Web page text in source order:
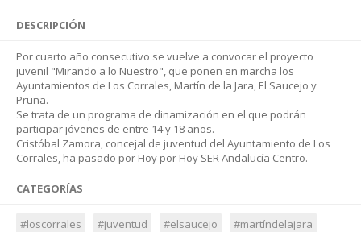
DESCRIPCIÓN
Por cuarto año consecutivo se vuelve a convocar el proyecto
juvenil "Mirando a lo Nuestro", que ponen en marcha los
Ayuntamientos de Los Corrales, Martín de la Jara, El Saucejo y
Pruna.
Se trata de un programa de dinamización en el que podrán
participar jóvenes de entre 14 y 18 años.
Cristóbal Zamora, concejal de juventud del Ayuntamiento de Los
Corrales, ha pasado por Hoy por Hoy SER Andalucía Centro.
CATEGORÍAS
#loscorrales #juventud #elsaucejo #martíndelajara